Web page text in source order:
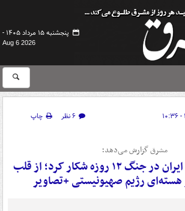
پنجشنبه ۱۵ مرداد ۱۴۰۵ -
Aug 6 2026
۶ نظر
چاپ
مشرق گزارش می‌دهد؛
اهداف برتری که ایران در جنگ ۱۲ روزه شکار کرد؛ از قلب
هسته‌ای رژیم صهیونیستی +تصاویر